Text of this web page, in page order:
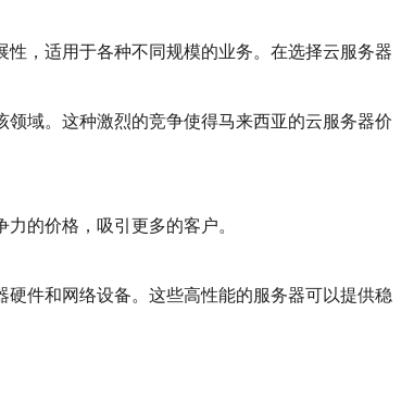
，适用于各种不同规模的业务。在选择云服务器
域。这种激烈的竞争使得马来西亚的云服务器价
的价格，吸引更多的客户。
件和网络设备。这些高性能的服务器可以提供稳